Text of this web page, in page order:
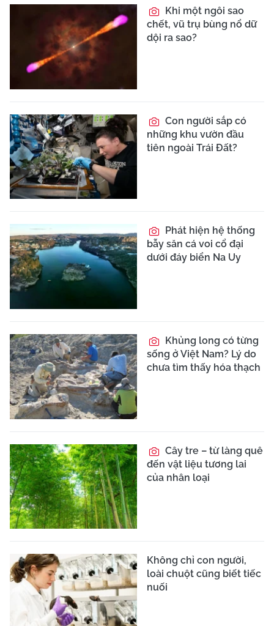
Khi một ngôi sao
chết, vũ trụ bùng nổ dữ
dội ra sao?
Con người sắp có
những khu vườn đầu
tiên ngoài Trái Đất?
Phát hiện hệ thống
bẫy săn cá voi cổ đại
dưới đáy biển Na Uy
Khủng long có từng
sống ở Việt Nam? Lý do
chưa tìm thấy hóa thạch
Cây tre – từ làng quê
đến vật liệu tương lai
của nhân loại
Không chỉ con người,
loài chuột cũng biết tiếc
nuối